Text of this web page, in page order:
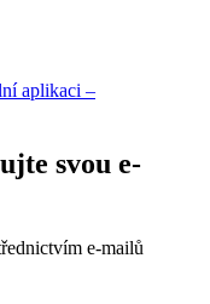
aplikaci –
svou e-
e-mailů